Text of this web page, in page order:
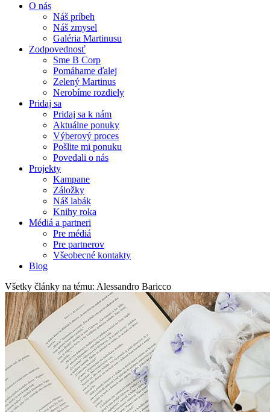
O nás
Náš príbeh
Náš zmysel
Galéria Martinusu
Zodpovednosť
Sme B Corp
Pomáhame ďalej
Zelený Martinus
Nerobíme rozdiely
Pridaj sa
Pridaj sa k nám
Aktuálne ponuky
Výberový proces
Pošlite mi ponuku
Povedali o nás
Projekty
Kampane
Záložky
Náš labák
Knihy roka
Médiá a partneri
Pre médiá
Pre partnerov
Všeobecné kontakty
Blog
Všetky články na tému: Alessandro Baricco